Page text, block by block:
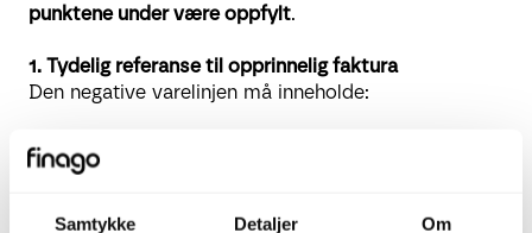
Samtykke Detaljer Om
punktene under være oppfylt.
1. Tydelig referanse til opprinnelig faktura
Den negative varelinjen må inneholde: